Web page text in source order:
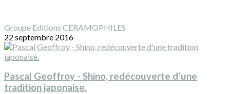
Groupe Editions CERAMOPHILES
22 septembre 2016
Pascal Geoffroy - Shino, redécouverte d'une
tradition japonaise.